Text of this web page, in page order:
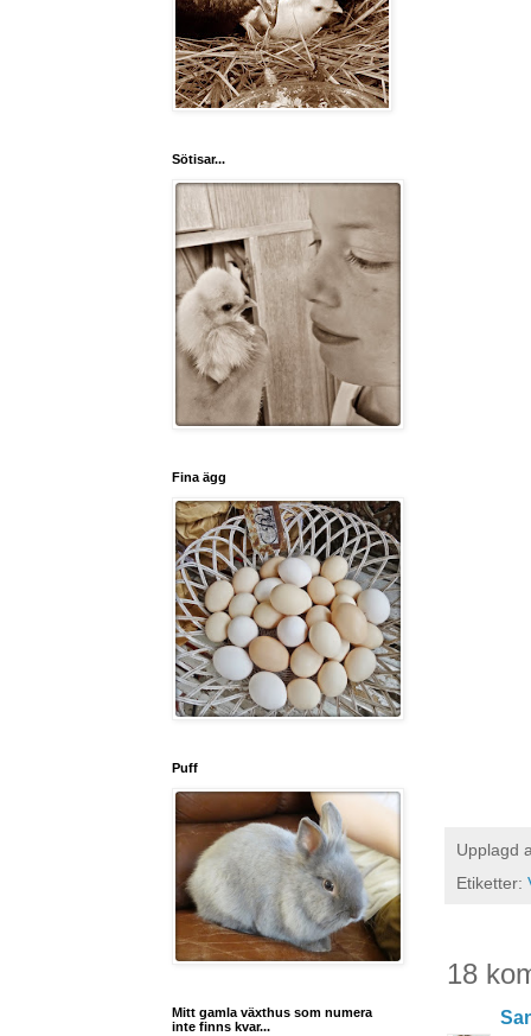
Upplagd
Etiketter:
18
Sötisar...
Fina ägg
Puff
Mitt gamla växthus som numera
inte finns kvar...